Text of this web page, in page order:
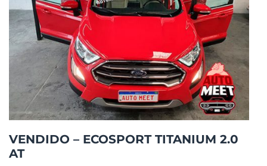
VENDIDO – ECOSPORT TITANIUM 2.0
AT